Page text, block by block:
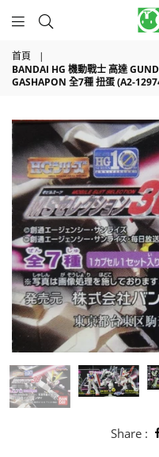
首頁
|
BANDAI HG 機動戰士 高達
GASHAPON 全7種 扭蛋 (A2-
Share :